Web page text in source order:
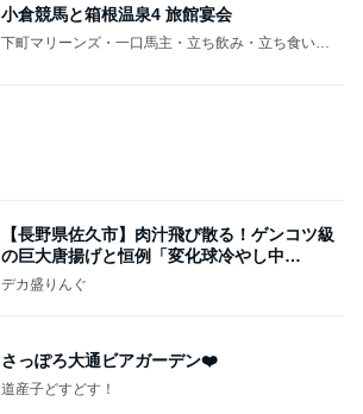
小倉競馬と箱根温泉4 旅館宴会
下町マリーンズ・一口馬主・立ち飲み・立ち食いそ
さっぽろ大通ビアガーデン❤️
小倉競馬と箱根温泉3 ミエルモーサときつね
焼うどん
下町マリーンズ・一口馬主・立ち飲み・立ち食いそ